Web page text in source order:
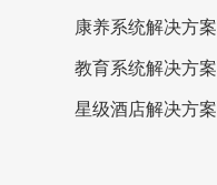
康养系统解决方案
教育系统解决方案
星级酒店解决方案